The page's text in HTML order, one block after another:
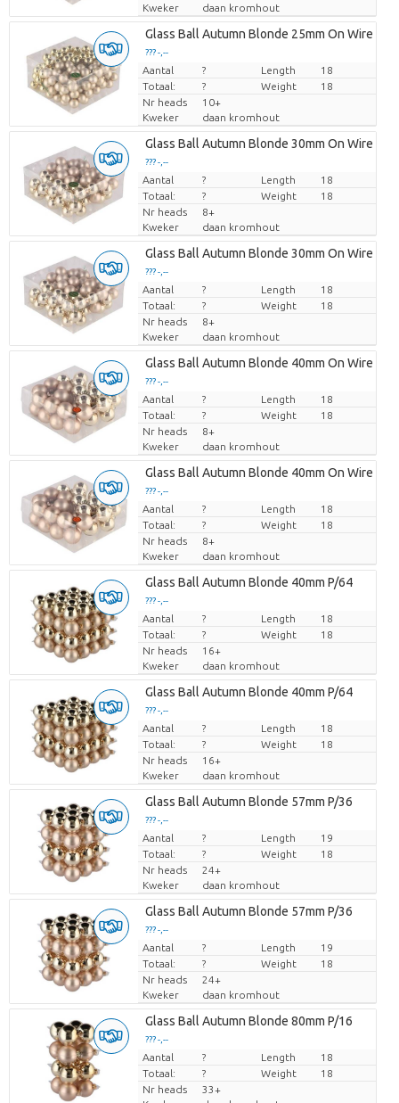
Kweker
daan kromhout
Glass Ball Autumn Blonde 25mm On Wire P/
??? -,--
Prijs per stuk
Aantal ? Length
18
Totaal:
? Weight
18
Nr heads
10+
Kweker
daan kromhout
Glass Ball Autumn Blonde 30mm On Wire P/
??? -,--
Prijs per stuk
Aantal ? Length
18
Totaal:
? Weight
18
Nr heads
8+
Kweker
daan kromhout
Glass Ball Autumn Blonde 30mm On Wire P/
??? -,--
Prijs per stuk
Aantal ? Length
18
Totaal:
? Weight
18
Nr heads
8+
Kweker
daan kromhout
Glass Ball Autumn Blonde 40mm On Wire P/
??? -,--
Prijs per stuk
Aantal ? Length
18
Totaal:
? Weight
18
Nr heads
8+
Kweker
daan kromhout
Glass Ball Autumn Blonde 40mm On Wire P/
??? -,--
Prijs per stuk
Aantal ? Length
18
Totaal:
? Weight
18
Nr heads
8+
Kweker
daan kromhout
Glass Ball Autumn Blonde 40mm P/64
??? -,--
Prijs per stuk
Aantal ? Length
18
Totaal:
? Weight
18
Nr heads
16+
Kweker
daan kromhout
Glass Ball Autumn Blonde 40mm P/64
??? -,--
Prijs per stuk
Aantal ? Length
18
Totaal:
? Weight
18
Nr heads
16+
Kweker
daan kromhout
Glass Ball Autumn Blonde 57mm P/36
??? -,--
Prijs per stuk
Aantal ? Length
19
Totaal:
? Weight
18
Nr heads
24+
Kweker
daan kromhout
Glass Ball Autumn Blonde 57mm P/36
??? -,--
Prijs per stuk
Aantal ? Length
19
Totaal:
? Weight
18
Nr heads
24+
Kweker
daan kromhout
Glass Ball Autumn Blonde 80mm P/16
??? -,--
Prijs per stuk
Aantal ? Length
18
Totaal:
? Weight
18
Nr heads
33+